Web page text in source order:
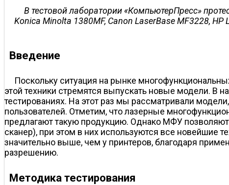
В тестовой лаборатории «КомпьютерПресс»
Konica Minolta 1380MF, Canon LaserBase MF3228, HP
Введение
Поскольку ситуация на рынке
этой техники стремятся выпускать новые модели. В
тестированиях. На этот раз мы рассматривали
пользователей. Отметим, что лазерные
предлагают такую продукцию. Однако МФУ
сканер), при этом в них используются все новейшие
значительно выше, чем у принтеров, благодаря
разрешению.
Методика тестирования